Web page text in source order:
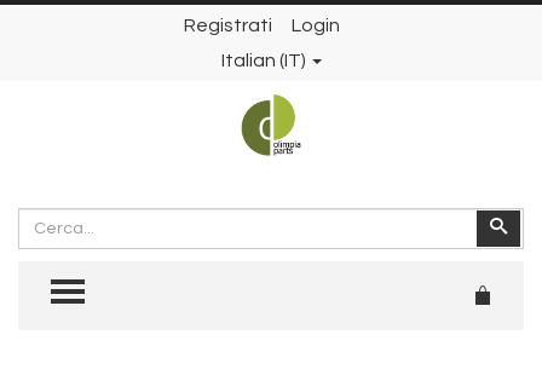
Registrati
Login
Italian (IT)
Cerca
TOGGLE MENU